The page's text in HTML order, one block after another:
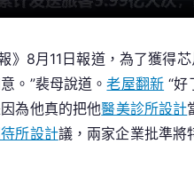
協
議，
上
繳
》8月11日報道，為了獲得芯
。”裴母說道。老屋翻新 “好
為他真的把他醫美診所設計
所設計議，兩家企業批準將